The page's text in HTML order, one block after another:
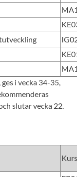
i vecka 34-35,
slutar vecka 22.